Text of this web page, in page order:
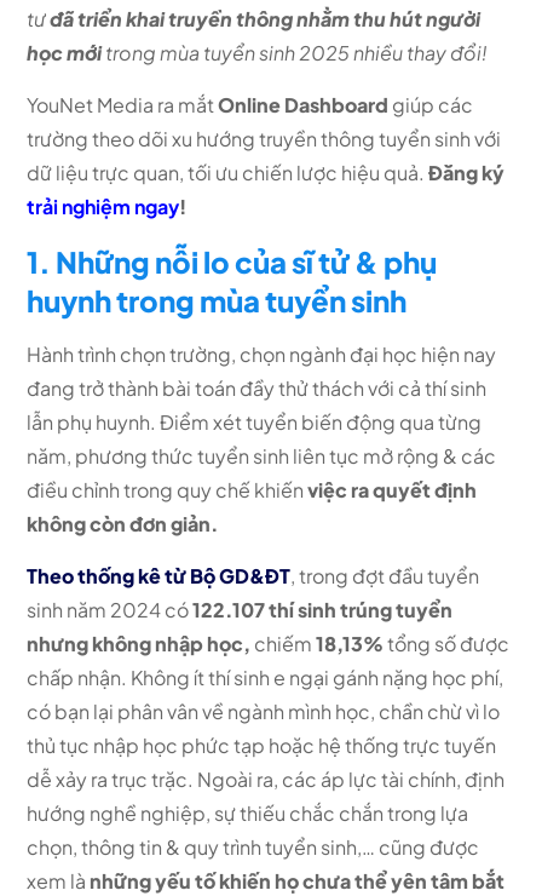
tưđã triển khai truyền thông nhằm thu hút người
học mớitrong mùa tuyển sinh 2025 nhiều thay đổi!
YouNet Media ra mắtOnline Dashboard giúp các
trường theo dõi xu hướng truyền thông tuyển sinh với
dữ liệu trực quan, tối ưu chiến lược hiệu quả.Đăng ký
trải nghiệm ngay!
1. Những nỗi lo của sĩ tử & phụ
huynh trong mùa tuyển sinh
Hành trình chọn trường, chọn ngành đại học hiện nay
đang trở thành bài toán đầy thử thách với cả thí sinh
lẫn phụ huynh. Điểm xét tuyển biến động qua từng
năm, phương thức tuyển sinh liên tục mở rộng & các
điều chỉnh trong quy chế khiếnviệc ra quyết định
không còn đơn giản.
Theo thống kê từ Bộ GD&ĐT, trong đợt đầu tuyển
sinh năm 2024 có122.107thí sinh trúng tuyển
nhưng không nhập học, chiếm18,13%tổng số được
chấp nhận. Không ít thí sinh e ngại gánh nặng học phí,
có bạn lại phân vân về ngành mình học, chần chừ vì lo
thủ tục nhập học phức tạp hoặc hệ thống trực tuyến
dễ xảy ra trục trặc. Ngoài ra, các áp lực tài chính, định
hướng nghề nghiệp, sự thiếu chắc chắn trong lựa
chọn, thông tin & quy trình tuyển sinh,… cũng được
xem là những yếu tố khiến họ chưa thể yên tâm bắt